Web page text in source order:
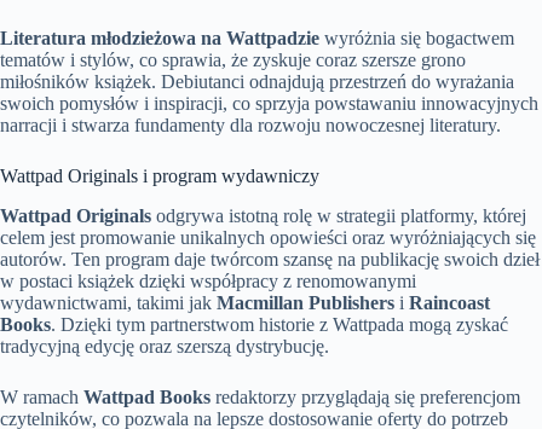
Literatura młodzieżowa na Wattpadzie wyróżnia się bogactwem
tematów i stylów, co sprawia, że zyskuje coraz szersze grono
miłośników książek. Debiutanci odnajdują przestrzeń do wyrażania
swoich pomysłów i inspiracji, co sprzyja powstawaniu innowacyjnych
narracji i stwarza fundamenty dla rozwoju nowoczesnej literatury.
Wattpad Originals i program wydawniczy
Wattpad Originals odgrywa istotną rolę w strategii platformy, której
celem jest promowanie unikalnych opowieści oraz wyróżniających się
autorów. Ten program daje twórcom szansę na publikację swoich dzieł
w postaci książek dzięki współpracy z renomowanymi
wydawnictwami, takimi jak Macmillan Publishers i Raincoast
Books. Dzięki tym partnerstwom historie z Wattpada mogą zyskać
tradycyjną edycję oraz szerszą dystrybucję.
W ramach Wattpad Books redaktorzy przyglądają się preferencjom
czytelników, co pozwala na lepsze dostosowanie oferty do potrzeb